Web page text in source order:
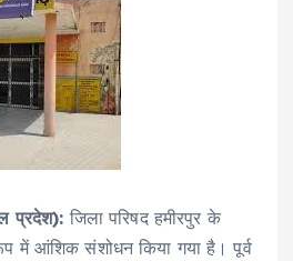
प्रदेश): जिला परिषद हमीरपुर के
में आंशिक संशोधन किया गया है। पूर्व